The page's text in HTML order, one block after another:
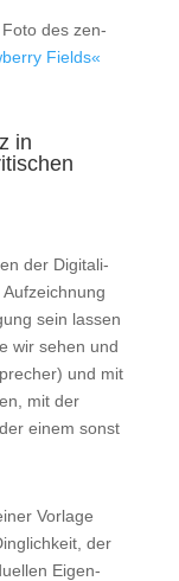
Foto des zen­
Fields«
in
der Digi­ta­li­
sein las­sen
wir sehen und
und mit
mit der
einem sons­t
Vor­la­ge
der
Eigen­